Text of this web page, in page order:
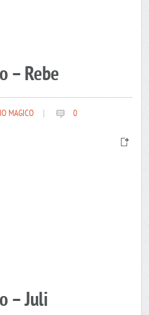
– Rebe
MAGICO 0
– Juli